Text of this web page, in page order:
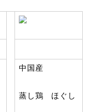
中国産
蒸し鶏 ほぐし